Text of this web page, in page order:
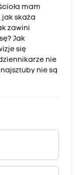
mam
jak skaża
zawini
Jak
się
nie
nie są